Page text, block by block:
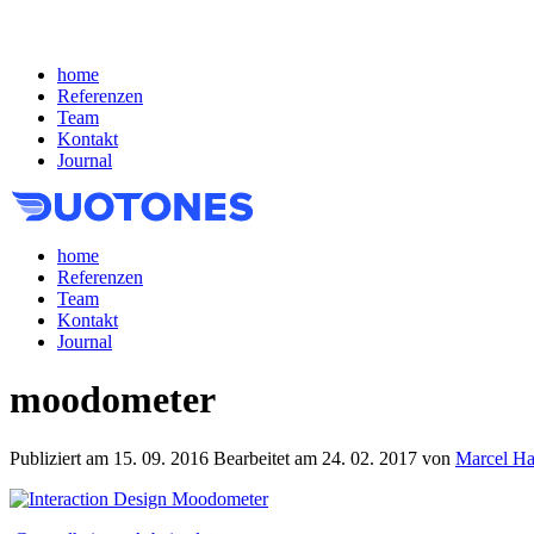
home
Referenzen
Team
Kontakt
Journal
home
Referenzen
Team
Kontakt
Journal
moodometer
Publiziert am 15. 09. 2016 Bearbeitet am 24. 02. 2017 von Marcel